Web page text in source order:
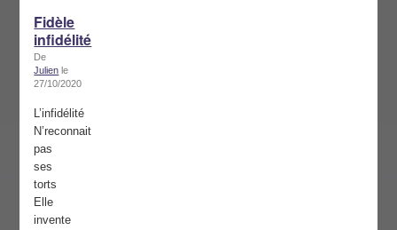
Fidèle
infidélité
De
Julien le
27/10/2020
L’infidélité
N’reconnait
pas
ses
torts
Elle
invente